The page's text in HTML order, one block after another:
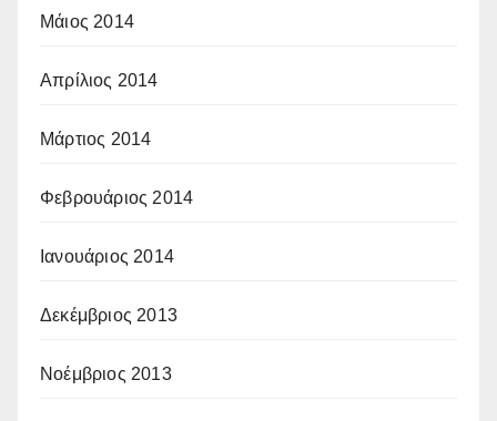
Μάιος 2014
Απρίλιος 2014
Μάρτιος 2014
Φεβρουάριος 2014
Ιανουάριος 2014
Δεκέμβριος 2013
Νοέμβριος 2013